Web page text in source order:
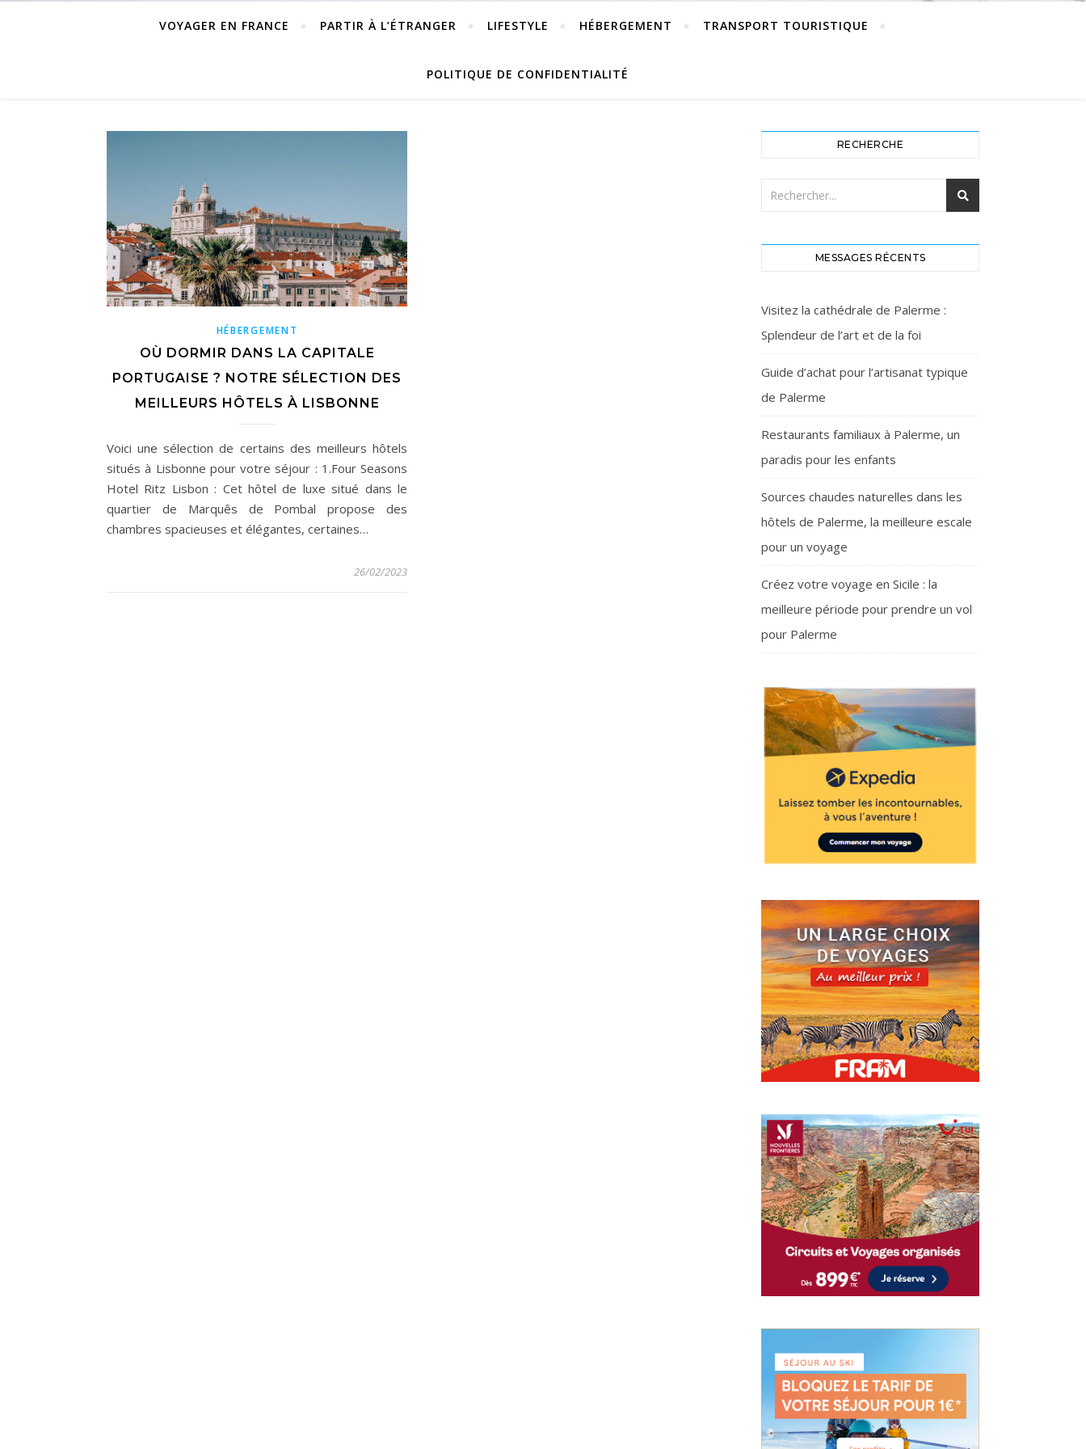
VOYAGER EN FRANCE PARTIR À L’ÉTRANGER LIFESTYLE HÉBERGEMENT TRANSPORT TOURISTIQUE
POLITIQUE DE CONFIDENTIALITÉ
HÉBERGEMENT
OÙ DORMIR DANS LA CAPITALE
PORTUGAISE ? NOTRE SÉLECTION DES
MEILLEURS HÔTELS À LISBONNE
Voici une sélection de certains des meilleurs hôtels
situés à Lisbonne pour votre séjour : 1.Four Seasons
Hotel Ritz Lisbon : Cet hôtel de luxe situé dans le
quartier de Marquês de Pombal propose des
chambres spacieuses et élégantes, certaines…
26/02/2023
RECHERCHE
MESSAGES RÉCENTS
Visitez la cathédrale de Palerme :
Splendeur de l’art et de la foi
Guide d’achat pour l’artisanat typique
de Palerme
Restaurants familiaux à Palerme, un
paradis pour les enfants
Sources chaudes naturelles dans les
hôtels de Palerme, la meilleure escale
pour un voyage
Créez votre voyage en Sicile : la
meilleure période pour prendre un vol
pour Palerme